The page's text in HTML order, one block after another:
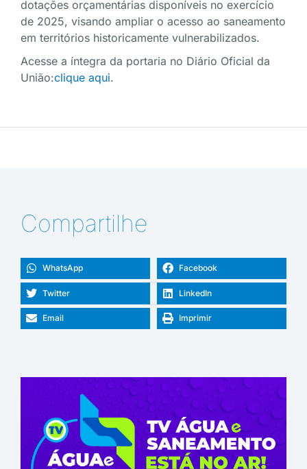
dotações orçamentárias disponíveis no exercício
de 2025, visando ampliar o acesso ao saneamento
em territórios historicamente vulnerabilizados.
Acesse a íntegra da portaria no Diário Oficial da
União:clique aqui.
Compartilhe
WhatsApp Facebook
Twitter LinkedIn
Email Imprimir